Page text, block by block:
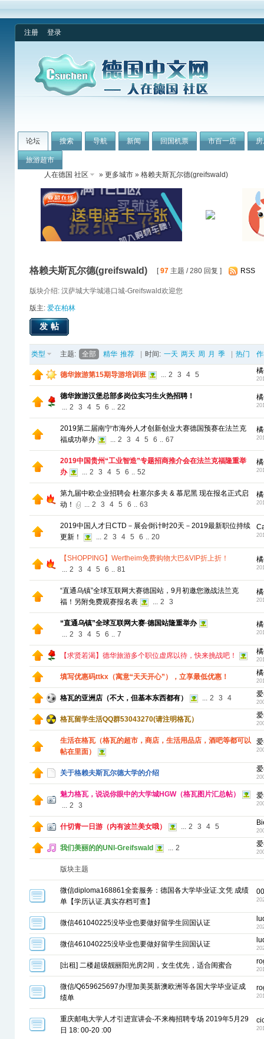
注册 登录
论坛 搜索 导航 新闻 回国机票 市百一店
旅游超市
人在德国 社区
» 更多城市 » 格赖夫斯瓦尔德(greifswald)
格赖夫斯瓦尔德(greifswald) [97 主题 / 280 回复 ] RSS
版块介绍: 汉萨城大学城港口城-Greifswald欢迎您
版主: 爱在柏林
发帖
类型 主题: 全部 精华 推荐 时间: 一天 两天 周 月 季 热门
德华旅游第15期导游培训班 ... 2 3 4 5
德华旅游汉堡总部多岗位实习生火热招聘！
... 2 3 4 5 6 .. 22
2019第二届南宁市海外人才创新创业大赛德国预赛在法兰克
福成功举办
... 2 3 4 5 6 .. 67
2019中国贵州“工业智造”专题招商推介会在法兰克福隆重举
办
... 2 3 4 5 6 .. 52
第九届中欧企业招聘会 杜塞尔多夫 & 慕尼黑 现在报名正式启
动！
... 2 3 4 5 6 .. 63
2019中国人才日CTD－展会倒计时20天－2019最新职位持续
更新！
... 2 3 4 5 6 .. 20
【SHOPPING】Wertheim免费购物大巴&VIP折上折！
... 2 3 4 5 6 .. 81
“直通乌镇”全球互联网大赛德国站，9月初邀您激战法兰克
福！另附免费观赛报名表
... 2 3
“直通乌镇”全球互联网大赛·德国站隆重举办
... 2 3 4 5 6 .. 7
【求贤若渴】德华旅游多个职位虚席以待，快来挑战吧！
填写优惠码ttkx（寓意“天天开心”），立享最低优惠！
格瓦的亚洲店（不大，但基本东西都有） ... 2 3 4
格瓦留学生活QQ群53043270(请注明格瓦）
生活在格瓦（格瓦的超市，商店，生活用品店，酒吧等都可以
帖在里面）
关于格赖夫斯瓦尔德大学的介绍
魅力格瓦，说说你眼中的大学城HGW（格瓦图片汇总帖）
... 2 3
什切青一日游（内有波兰美女哦） ... 2 3 4 5
我们美丽的的UNI-Greifswald ... 2
版块主题
微信diploma168861全套服务：德国各大学毕业证.文凭 成绩
单【学历认证.真实存档可查】
微信461040225没毕业也要做好留学生回国认证
微信461040225没毕业也要做好留学生回国认证
[出租] 二楼超级靓丽阳光房2间，女生优先，适合闺蜜合
微信/Q659625697办理加美英新澳欧洲等各国大学毕业证成
绩单
重庆邮电大学人才引进宣讲会-不来梅招聘专场 2019年5月29
日 18: 00-20 :00